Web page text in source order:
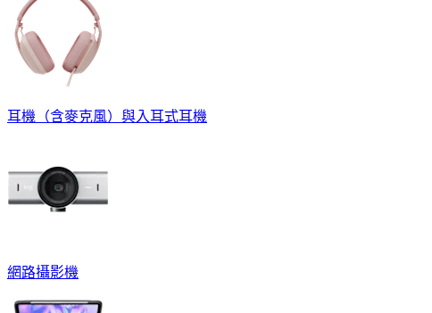
耳機（含麥克風）與入耳式耳機
網路攝影機